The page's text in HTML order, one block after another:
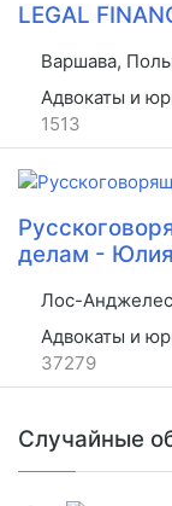
LEGAL
Варшава,
Адвокаты и
1513
делам -
Лос-
Адвокаты и
37279
Случайные